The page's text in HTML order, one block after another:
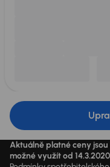
Aktuálně platné ceny
možné využít od